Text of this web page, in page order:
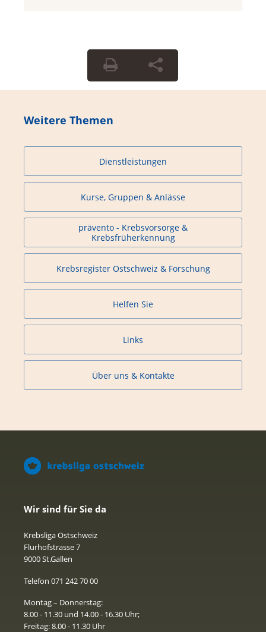
Weitere Themen
Dienstleistungen
Kurse, Gruppen & Anlässe
prävento - Krebsvorsorge &
Krebsfrüherkennung
Krebsregister Ostschweiz & Forschung
Helfen Sie
Links
Über uns & Kontakte
Wir sind für Sie da
Krebsliga Ostschweiz
Flurhofstrasse 7
9000 St.Gallen
Telefon 071 242 70 00
Montag – Donnerstag:
8.00 - 11.30 und 14.00 - 16.30 Uhr;
Freitag: 8.00 - 11.30 Uhr